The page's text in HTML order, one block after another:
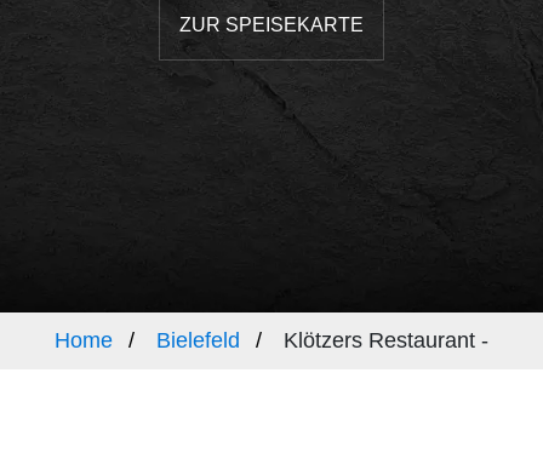
ZUR SPEISEKARTE
Home Bielefeld Klötzers Restaurant -